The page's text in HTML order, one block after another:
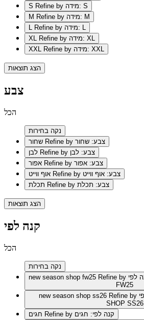
S
Refine by מידה: S
M
Refine by מידה: M
L
Refine by מידה: L
XL
Refine by מידה: XL
XXL
Refine by מידה: XXL
הצג תוצאות
צבע
הכל
נקה בחירות
Refine by צבע: שחור
Refine by צבע: לבן
Refine by צבע: אפור
Refine by צבע: אוף ווייט
Refine by צבע: תכלת
הצג תוצאות
קנה לפי
הכל
נקה בחירות
new season shop fw25 Refine by קנה לפי: NEW SEASON SHOP
FW25
new season shop ss26 Refine by קנה לפי: NEW SEASON
SHOP SS26
Refine by קנה לפי: חגים